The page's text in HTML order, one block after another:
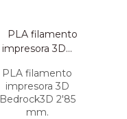
PLA filamento
impresora 3D
Bedrock3D 2'85
mm.